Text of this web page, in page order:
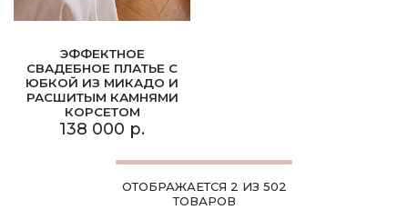
ЭФФЕКТНОЕ
СВАДЕБНОЕ ПЛАТЬЕ С
ЮБКОЙ ИЗ МИКАДО И
РАСШИТЫМ КАМНЯМИ
КОРСЕТОМ
138 000 р.
ОТОБРАЖАЕТСЯ 2 ИЗ 502
ТОВАРОВ